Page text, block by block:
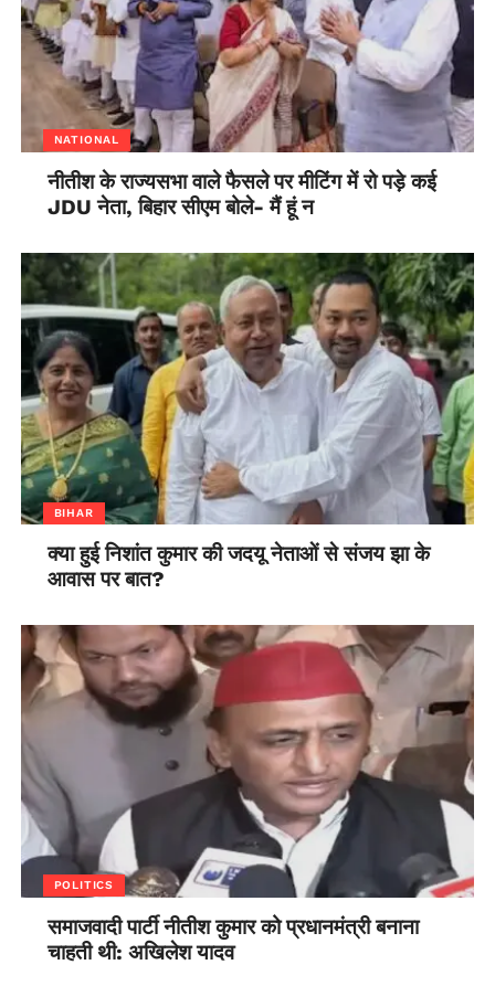
NATIONAL
नीतीश के राज्यसभा वाले फैसले पर मीटिंग में रो पड़े कई
JDU नेता, बिहार सीएम बोले- मैं हूं न
BIHAR
क्या हुई निशांत कुमार की जदयू नेताओं से संजय झा के
आवास पर बात?
POLITICS
समाजवादी पार्टी नीतीश कुमार को प्रधानमंत्री बनाना
चाहती थी: अखिलेश यादव